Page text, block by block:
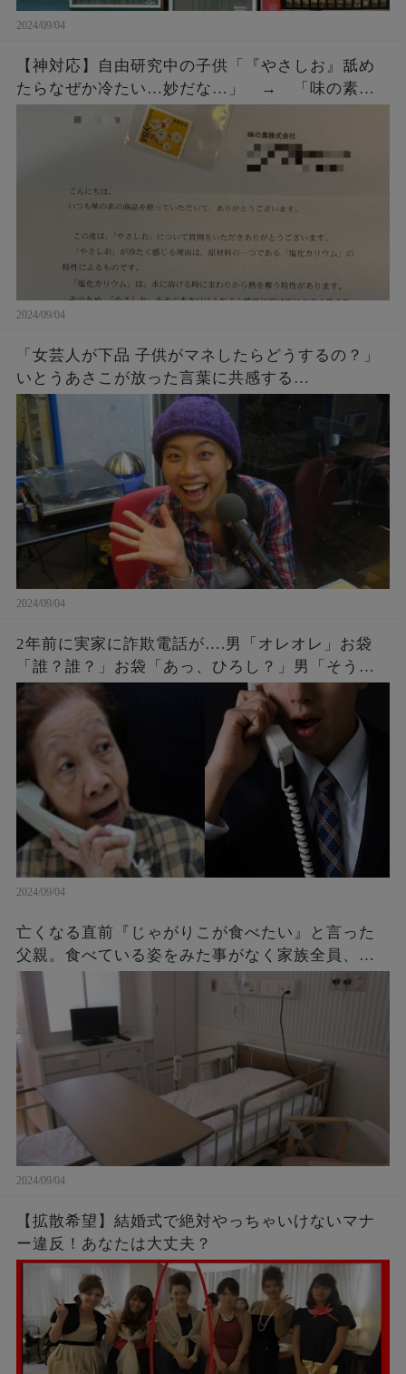
2024/09/04
【神対応】自由研究中の子供「『やさしお』舐め
たらなぜか冷たい…妙だな…」 → 「味の素」
にメールではなく直接手紙を出したら、企業から
◯◯◯をもらう！
2024/09/04
「女芸人が下品 子供がマネしたらどうするの？」
いとうあさこが放った言葉に共感する…
2024/09/04
2年前に実家に詐欺電話が….男「オレオレ」お袋
「誰？誰？」お袋「あっ、ひろし？」男「そうだ
よ母さん、ひろしだよ」母の驚愕な破壊力のある
返しとはw
2024/09/04
亡くなる直前『じゃがりこが食べたい』と言った
父親。食べている姿をみた事がなく家族全員、不
思議に思っていたら・・・後に判明したその理由
に涙が止まらない。
2024/09/04
【拡散希望】結婚式で絶対やっちゃいけないマナ
ー違反！あなたは大丈夫？